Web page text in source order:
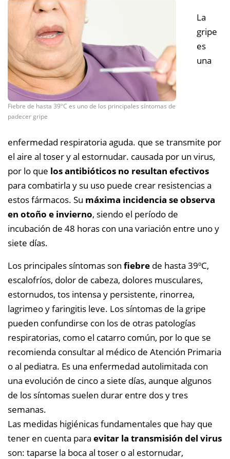
Fiebre de hasta 39ºC es uno de los principales síntomas de
padecer gripe
La
gripe
es
una
enfermedad respiratoria aguda. que se transmite por
el aire al toser y al estornudar. causada por un virus,
por lo que los antibióticos no resultan efectivos
para combatirla y su uso puede crear resistencias a
estos fármacos. Su máxima incidencia se observa
en otoño e invierno, siendo el período de
incubación de 48 horas con una variación entre uno y
siete días.
Los principales síntomas son fiebre de hasta 39ºC,
escalofríos, dolor de cabeza, dolores musculares,
estornudos, tos intensa y persistente, rinorrea,
lagrimeo y faringitis leve. Los síntomas de la gripe
pueden confundirse con los de otras patologías
respiratorias, como el catarro común, por lo que se
recomienda consultar al médico de Atención Primaria
o al pediatra. Es una enfermedad autolimitada con
una evolución de cinco a siete días, aunque algunos
de los síntomas suelen durar entre dos y tres
semanas.
Las medidas higiénicas fundamentales que hay que
tener en cuenta para evitar la transmisión del virus
son: taparse la boca al toser o al estornudar,